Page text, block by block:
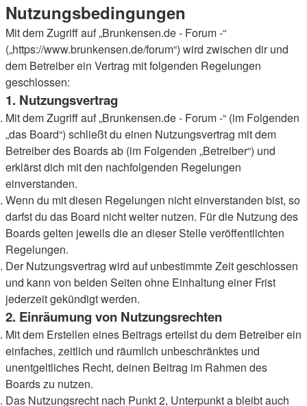
Nutzungsbedingungen
Mit dem Zugriff auf „Brunkensen.de - Forum -“
(„https://www.brunkensen.de/forum“) wird zwischen dir und
dem Betreiber ein Vertrag mit folgenden Regelungen
geschlossen:
1. Nutzungsvertrag
Mit dem Zugriff auf „Brunkensen.de - Forum -“ (im Folgenden
„das Board“) schließt du einen Nutzungsvertrag mit dem
Betreiber des Boards ab (im Folgenden „Betreiber“) und
erklärst dich mit den nachfolgenden Regelungen
einverstanden.
Wenn du mit diesen Regelungen nicht einverstanden bist, so
darfst du das Board nicht weiter nutzen. Für die Nutzung des
Boards gelten jeweils die an dieser Stelle veröffentlichten
Regelungen.
Der Nutzungsvertrag wird auf unbestimmte Zeit geschlossen
und kann von beiden Seiten ohne Einhaltung einer Frist
jederzeit gekündigt werden.
2. Einräumung von Nutzungsrechten
Mit dem Erstellen eines Beitrags erteilst du dem Betreiber ein
einfaches, zeitlich und räumlich unbeschränktes und
unentgeltliches Recht, deinen Beitrag im Rahmen des
Boards zu nutzen.
Das Nutzungsrecht nach Punkt 2, Unterpunkt a bleibt auch